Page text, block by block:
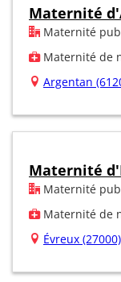
Maternité
Maternité
Maternité de
Argentan
Maternité
Maternité
Maternité de
Évreux (27000)